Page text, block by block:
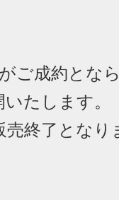
ご成約とな
たします。
売終了となり